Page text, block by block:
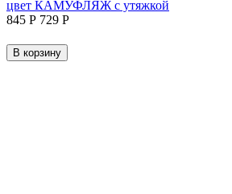
цвет КАМУФЛЯЖ с утяжкой
‍845‍ Р ‍729‍ Р
В корзину